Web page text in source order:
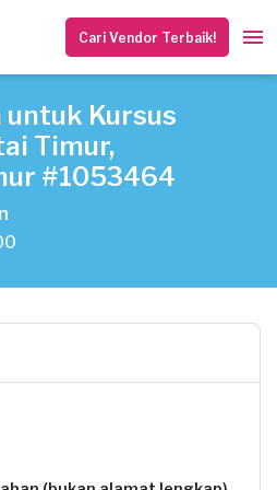
Cari Vendor Terbaik!
Kursus
Timur,
#1053464